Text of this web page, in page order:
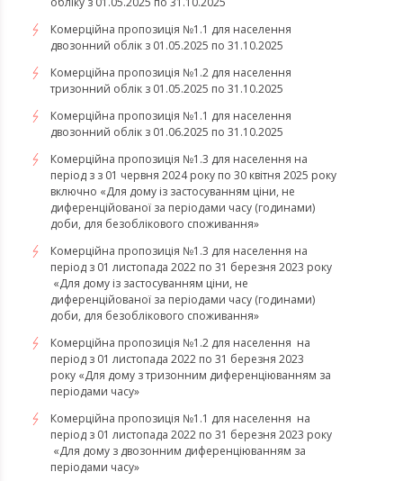
Комерційна пропозиція №1.1 для населення
двозонний облік з 01.05.2025 по 31.10.2025
Комерційна пропозиція №1.2 для населення
тризонний облік з 01.05.2025 по 31.10.2025
Комерційна пропозиція №1.1 для населення
двозонний облік з 01.06.2025 по 31.10.2025
Комерційна пропозиція №1.3 для населення на
період з з 01 червня 2024 року по 30 квітня 2025 року
включно «Для дому із застосуванням ціни, не
диференційованої за періодами часу (годинами)
доби, для безоблікового споживання»
Комерційна пропозиція №1.3 для населення на
період з 01 листопада 2022 по 31 березня 2023 року
«Для дому із застосуванням ціни, не
диференційованої за періодами часу (годинами)
доби, для безоблікового споживання»
Комерційна пропозиція №1.2 для населення на
період з 01 листопада 2022 по 31 березня 2023
року «Для дому з тризонним диференціюванням за
періодами часу»
Комерційна пропозиція №1.1 для населення на
період з 01 листопада 2022 по 31 березня 2023 року
«Для дому з двозонним диференціюванням за
періодами часу»